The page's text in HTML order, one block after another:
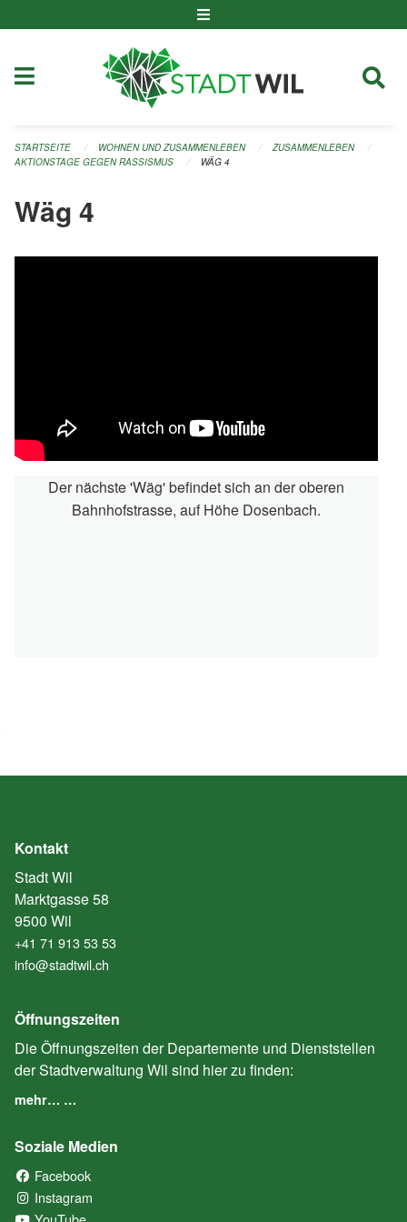
STARTSEITE WOHNEN UND ZUSAMMENLEBEN
ZUSAMMENLEBEN
AKTIONSTAGE GEGEN RASSISMUS
WÄG 4
Wäg 4
Der nächste 'Wäg' befindet sich an der oberen
Bahnhofstrasse, auf Höhe Dosenbach.
Kontakt
Stadt Wil
Marktgasse 58
9500 Wil
+41 71 913 53 53
info@stadtwil.ch
Öffnungszeiten
Die Öffnungszeiten der Departemente und Dienststellen
der Stadtverwaltung Wil sind hier zu finden:
mehr… …
Soziale Medien
Facebook
Instagram